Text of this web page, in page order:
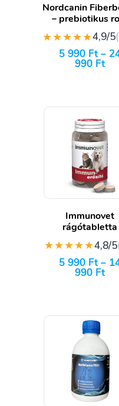
Nordcanin
– prebiotikus
★★★★★4,9/5
5 990 Ft–
990 Ft
Immunovet
rágótabletta
★★★★★4,8/5
5 990 Ft–
990 Ft